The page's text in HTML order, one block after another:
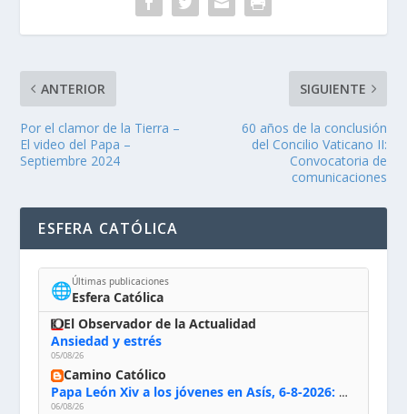
ANTERIOR
Por el clamor de la Tierra –
El video del Papa –
Septiembre 2024
SIGUIENTE
60 años de la conclusión
del Concilio Vaticano II:
Convocatoria de
comunicaciones
ESFERA CATÓLICA
🌐Últimas publicaciones
Esfera Católica
El Observador de la Actualidad
Ansiedad y estrés
05/08/26
Camino Católico
Papa León Xiv a los jóvenes en Asís, 6-8-2026: «De san Francisco aprendan la radicalidad evangélica: no los vuelve ciegos ni violentos, sino sensibles, atentos, siempre en el seguimiento de Jesús, humildes y acogiendo a todos»
06/08/26